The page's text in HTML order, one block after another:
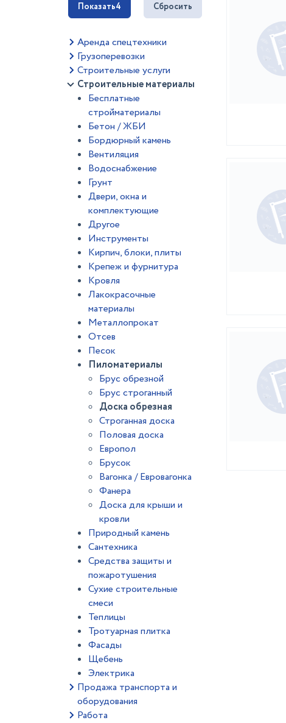
Показать4 Сбросить
Аренда спецтехники
Грузоперевозки
Строительные услуги
Строительные материалы
Бесплатные
стройматериалы
Бетон / ЖБИ
Бордюрный камень
Вентиляция
Водоснабжение
Грунт
Двери, окна и
комплектующие
Другое
Инструменты
Кирпич, блоки, плиты
Крепеж и фурнитура
Кровля
Лакокрасочные
материалы
Металлопрокат
Отсев
Песок
Пиломатериалы
Брус обрезной
Брус строганный
Доска обрезная
Строганная доска
Половая доска
Европол
Брусок
Вагонка / Евровагонка
Фанера
Доска для крыши и
кровли
Природный камень
Сантехника
Средства защиты и
пожаротушения
Сухие строительные
смеси
Теплицы
Тротуарная плитка
Фасады
Щебень
Электрика
Продажа транспорта и
оборудования
Работа